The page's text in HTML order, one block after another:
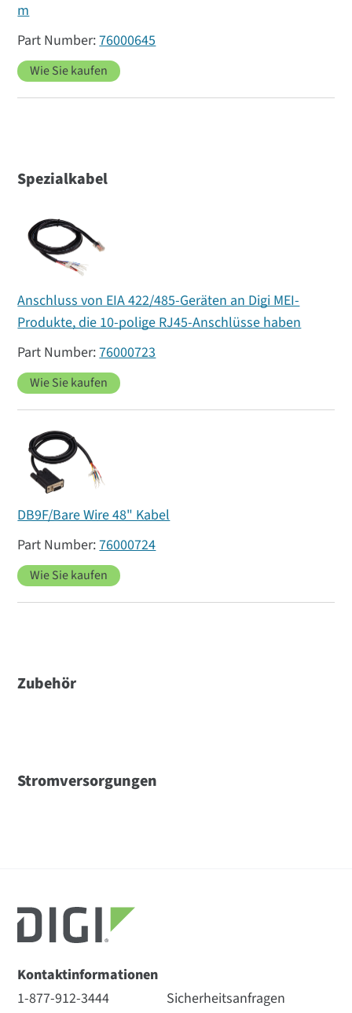
m
76000645
Wie Sie kaufen
Spezialkabel
Anschluss von EIA 422/485-Geräten an Digi MEI-
Produkte, die 10-polige RJ45-Anschlüsse haben
76000723
Wie Sie kaufen
DB9F/Bare Wire 48" Kabel
76000724
Wie Sie kaufen
Zubehör
Stromversorgungen
Kontaktinformationen
1-877-912-3444
Sicherheitsanfragen